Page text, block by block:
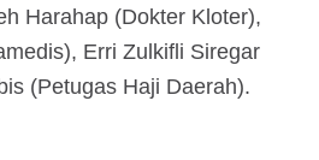
Harahap (Dokter Kloter),
Erri Zulkifli Siregar
(Petugas Haji Daerah).